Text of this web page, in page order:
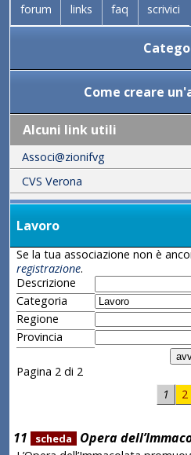
forum links faq scrivici
Come creare
Alcuni link utili
Associ@zionifvg
CVS Verona
Lavoro
Se la tua associazione non è
registrazione.
Descrizione
Categoria
Regione
Provincia
Pagina 2 di 2
1
2
11 scheda Opera